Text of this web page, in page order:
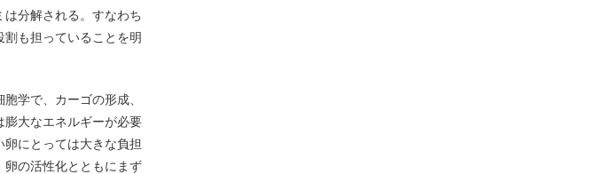
分解される。すなわち
も担っていることを明
学で、カーゴの形成、
大なエネルギーが必要
にとっては大きな負担
卵の活性化とともにまず